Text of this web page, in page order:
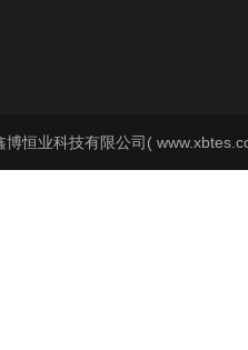
博恒业科技有限公司(